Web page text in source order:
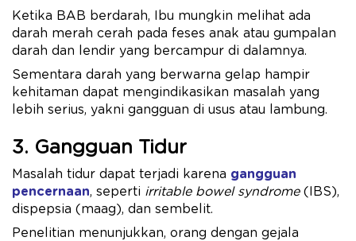
Ketika BAB berdarah, Ibu mungkin melihat ada
darah merah cerah pada feses anak atau gumpalan
darah dan lendir yang bercampur di dalamnya.
Sementara darah yang berwarna gelap hampir
kehitaman dapat mengindikasikan masalah yang
lebih serius, yakni gangguan di usus atau lambung.
3. Gangguan Tidur
Masalah tidur dapat terjadi karena gangguan
pencernaan, seperti irritable bowel syndrome(IBS),
dispepsia (maag), dan sembelit.
Penelitian menunjukkan, orang dengan gejala